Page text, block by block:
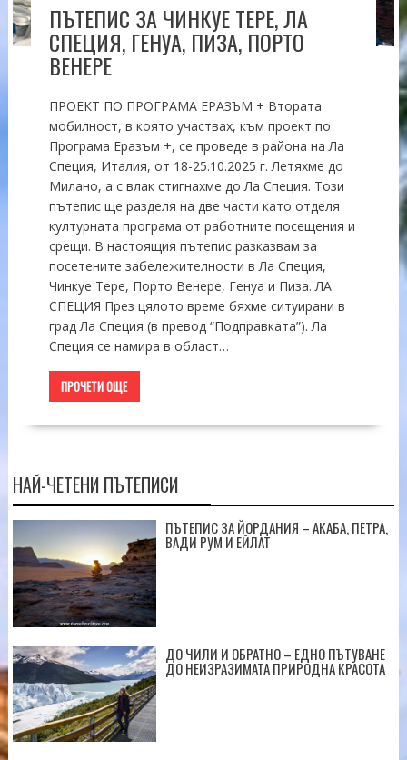
ПЪТЕПИС ЗА ЧИНКУЕ ТЕРЕ, ЛА
СПЕЦИЯ, ГЕНУА, ПИЗА, ПОРТО
ВЕНЕРЕ
ПРОЕКТ ПО ПРОГРАМА ЕРАЗЪМ + Втората
мобилност, в която участвах, към проект по
Програма Еразъм +, се проведе в района на Ла
Специя, Италия, от 18-25.10.2025 г. Летяхме до
Милано, а с влак стигнахме до Ла Специя. Този
пътепис ще разделя на две части като отделя
културната програма от работните посещения и
срещи. В настоящия пътепис разказвам за
посетените забележителности в Ла Специя,
Чинкуе Тере, Порто Венере, Генуа и Пиза. ЛА
СПЕЦИЯ През цялото време бяхме ситуирани в
град Ла Специя (в превод “Подправката”). Ла
Специя се намира в област…
ПРОЧЕТИ ОЩЕ
НАЙ-ЧЕТЕНИ ПЪТЕПИСИ
ПЪТЕПИС ЗА ЙОРДАНИЯ – АКАБА, ПЕТРА,
ВАДИ РУМ И ЕЙЛАТ
ДО ЧИЛИ И ОБРАТНО – ЕДНО ПЪТУВАНЕ
ДО НЕИЗРАЗИМАТА ПРИРОДНА КРАСОТА